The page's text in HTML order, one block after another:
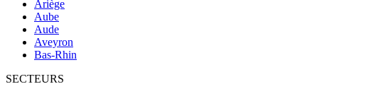
Ariège
Aube
Aude
Aveyron
Bas-Rhin
SECTEURS